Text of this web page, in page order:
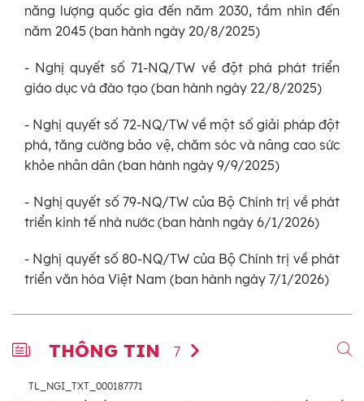
năng lượng quốc gia đến năm 2030, tầm nhìn đến
năm 2045 (ban hành ngày 20/8/2025)
- Nghị quyết số 71-NQ/TW về đột phá phát triển
giáo dục và đào tạo (ban hành ngày 22/8/2025)
- Nghị quyết số 72-NQ/TW về một số giải pháp đột
phá, tăng cường bảo vệ, chăm sóc và nâng cao sức
khỏe nhân dân (ban hành ngày 9/9/2025)
- Nghị quyết số 79-NQ/TW của Bộ Chính trị về phát
triển kinh tế nhà nước (ban hành ngày 6/1/2026)
- Nghị quyết số 80-NQ/TW của Bộ Chính trị về phát
triển văn hóa Việt Nam (ban hành ngày 7/1/2026)
THÔNG TIN 7
TL_NGI_TXT_000187771